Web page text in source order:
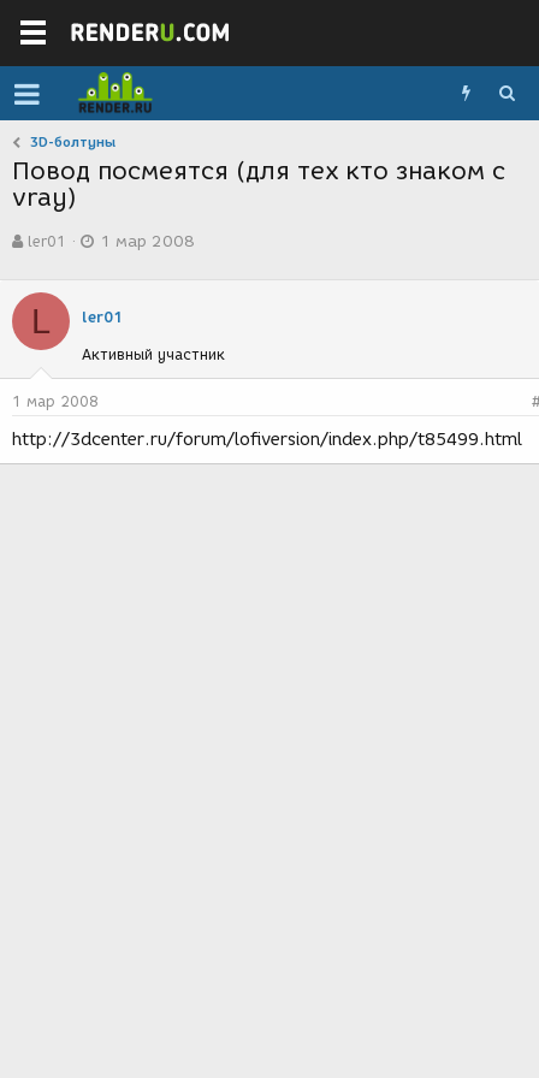
3D-болтуны
Повод посмеятся (для тех кто знаком с
vray)
в
о
р
т
е
м
ы
ler01
а
с
з
д
и
я
1 мар 2008
L ler01
Активный участник
1 мар 2008
http://3dcenter.ru/forum/lofiversion/index.php/t85499.html